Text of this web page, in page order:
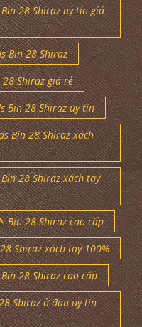
28 Shiraz uy tín giá
Bin 28 Shiraz
Shiraz giá rẻ
Bin 28 Shiraz uy tín
Bin 28 Shiraz xách
28 Shiraz xách tay
Bin 28 Shiraz cao cấp
Shiraz xách tay 100%
28 Shiraz cao cấp
Shiraz ở đâu uy tín